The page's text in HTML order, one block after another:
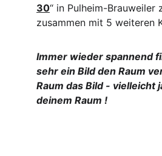
30“ in Pulheim-Brauweiler
zusammen mit 5 weiteren
Immer wieder spannend
sehr ein Bild den Raum
Raum das Bild - vielleicht
deinem Raum !